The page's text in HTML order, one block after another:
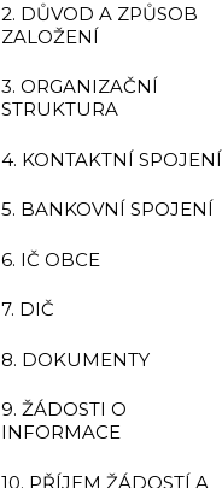
2. DŮVOD A ZPŮSOB
ZALOŽENÍ
3. ORGANIZAČNÍ
STRUKTURA
4. KONTAKTNÍ SPOJENÍ
5. BANKOVNÍ SPOJENÍ
6. IČ OBCE
7. DIČ
8. DOKUMENTY
9. ŽÁDOSTI O
INFORMACE
10. PŘÍJEM ŽÁDOSTÍ A